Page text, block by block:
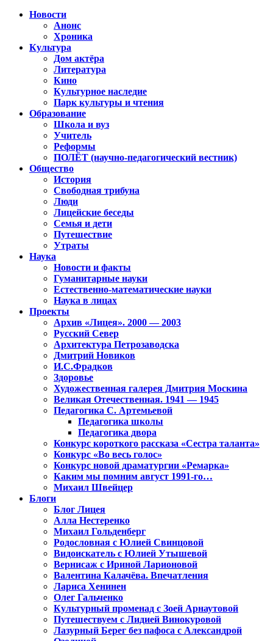
Новости
Анонс
Хроника
Культура
Дом актёра
Литература
Кино
Культурное наследие
Парк культуры и чтения
Образование
Школа и вуз
Учитель
Реформы
ПОЛЁТ (научно-педагогический вестник)
Общество
История
Свободная трибуна
Люди
Лицейские беседы
Семья и дети
Путешествие
Утраты
Наука
Новости и факты
Гуманитарные науки
Естественно-математические науки
Наука в лицах
Проекты
Архив «Лицея». 2000 — 2003
Русский Север
Архитектура Петрозаводска
Дмитрий Новиков
И.С.Фрадков
Здоровье
Художественная галерея Дмитрия Москина
Великая Отечественная. 1941 — 1945
Педагогика С. Артемьевой
Педагогика школы
Педагогика двора
Конкурс короткого рассказа «Сестра таланта»
Конкурс «Во весь голос»
Конкурс новой драматургии «Ремарка»
Каким мы помним август 1991-го…
Михаил Швейцер
Блоги
Блог Лицея
Алла Нестеренко
Михаил Гольденберг
Родословная с Юлией Свинцовой
Видоискатель с Юлией Утышевой
Вернисаж с Ириной Ларионовой
Валентина Калачёва. Впечатления
Лариса Хенинен
Олег Гальченко
Культурный променад с Зоей Арнаутовой
Путешествуем с Лидией Винокуровой
Лазурный Берег без пафоса с Александрой